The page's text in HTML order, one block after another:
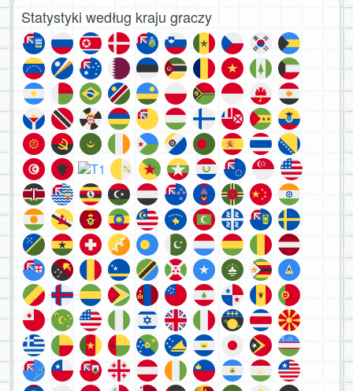
Statystyki według kraju graczy